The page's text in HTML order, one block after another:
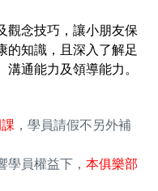
觀念技巧，讓小朋友保
的知識，且深入了解足
通能力及領導能力。
，學員請假不另外補
學員權益下， 本俱樂部